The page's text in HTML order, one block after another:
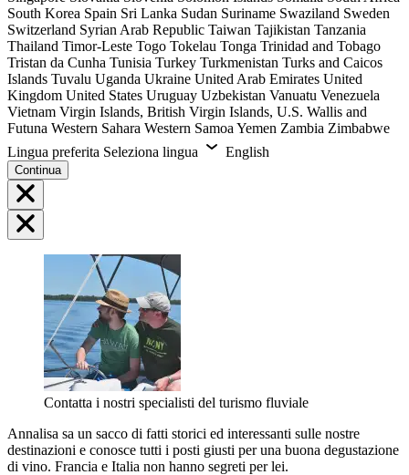
South Korea Spain Sri Lanka Sudan Suriname Swaziland Sweden
Switzerland Syrian Arab Republic Taiwan Tajikistan Tanzania
Thailand Timor-Leste Togo Tokelau Tonga Trinidad and Tobago
Tristan da Cunha Tunisia Turkey Turkmenistan Turks and Caicos
Islands Tuvalu Uganda Ukraine United Arab Emirates United
Kingdom United States Uruguay Uzbekistan Vanuatu Venezuela
Vietnam Virgin Islands, British Virgin Islands, U.S. Wallis and
Futuna Western Sahara Western Samoa Yemen Zambia Zimbabwe
Lingua preferita Seleziona lingua English
Continua
Contatta i nostri specialisti del turismo fluviale
Annalisa sa un sacco di fatti storici ed interessanti sulle nostre
destinazioni e conosce tutti i posti giusti per una buona degustazione
di vino. Francia e Italia non hanno segreti per lei.